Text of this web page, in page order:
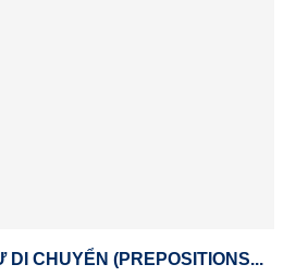
DI CHUYỂN (PREPOSITIONS...